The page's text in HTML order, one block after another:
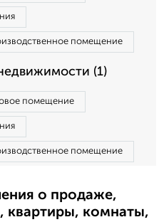
помещение
(1)
помещение
помещение
о продаже,
квартиры, комнаты,